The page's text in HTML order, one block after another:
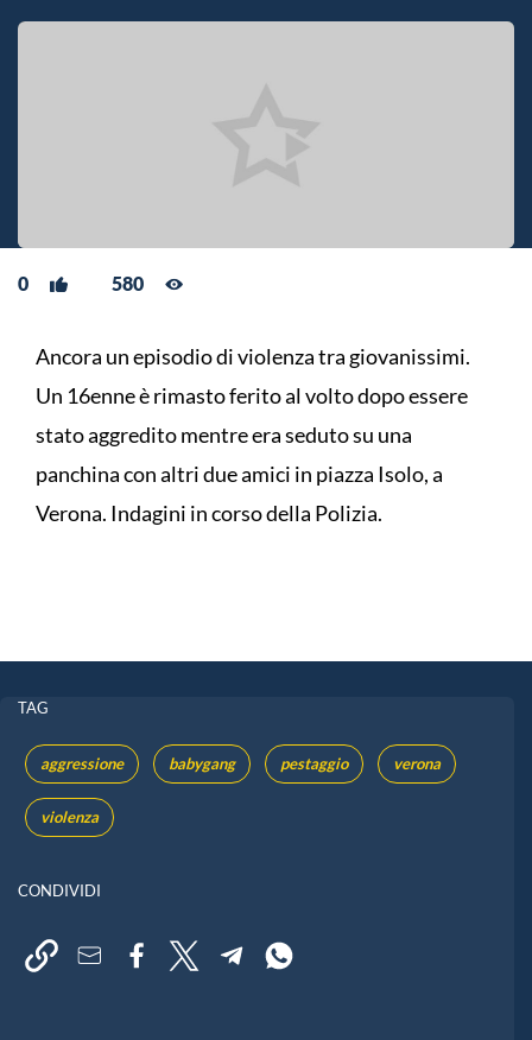
0 580
Ancora un episodio di violenza tra giovanissimi.
Un 16enne è rimasto ferito al volto dopo essere
stato aggredito mentre era seduto su una
panchina con altri due amici in piazza Isolo, a
Verona. Indagini in corso della Polizia.
TAG
aggressione babygang pestaggio verona
violenza
CONDIVIDI